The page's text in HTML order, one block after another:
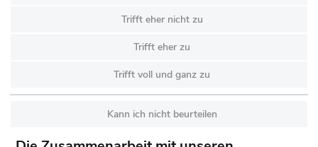
Trifft eher nicht zu
Trifft eher zu
Trifft voll und ganz zu
Kann ich nicht beurteilen